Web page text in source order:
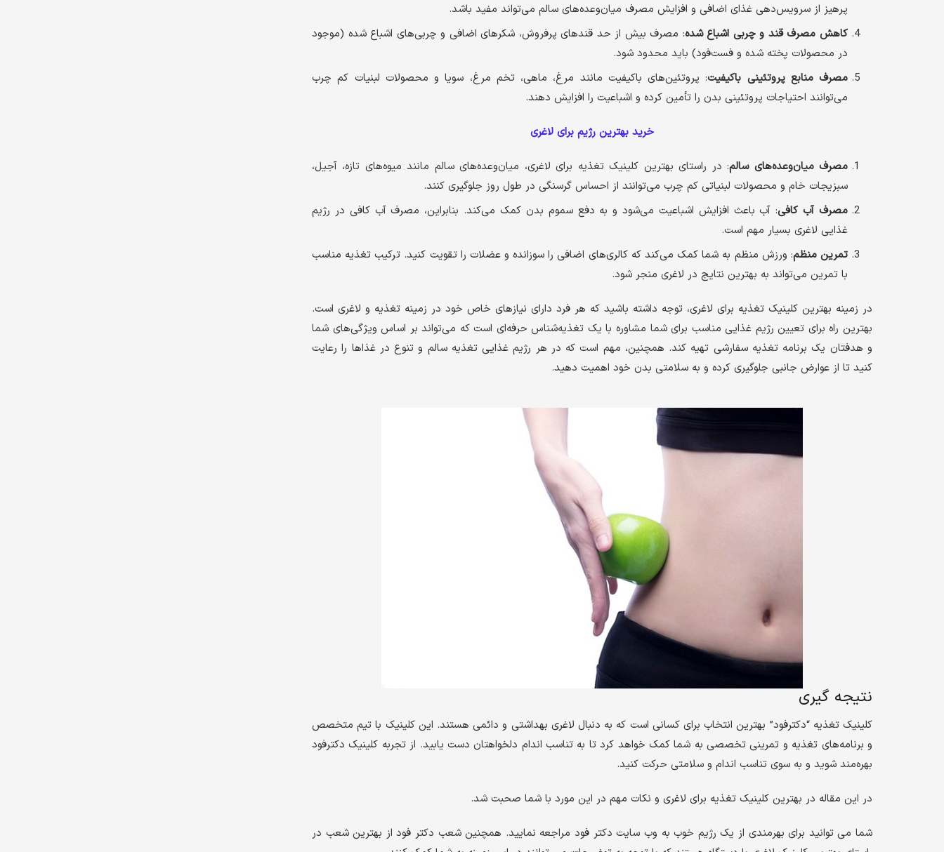
پرهیز از سرویس‌دهی غذای اضافی و افزایش مصرف میان‌وعده‌های سالم می‌تواند مفید باشد.
کاهش مصرف قند و چربی اشباع شده: مصرف بیش از حد قندهای پرفروش، شکرهای اضافی و چربی‌های اشباع شده (موجود
در محصولات پخته شده و فست‌فود) باید محدود شود.
مصرف منابع پروتئینی باکیفیت: پروتئین‌های باکیفیت مانند مرغ، ماهی، تخم مرغ، سویا و محصولات لبنیات کم چرب
می‌توانند احتیاجات پروتئینی بدن را تأمین کرده و اشباعیت را افزایش دهند.
خرید بهترین رژیم برای لاغری
مصرف میان‌وعده‌های سالم: در راستای بهترین کلینیک تغذیه برای لاغری، میان‌وعده‌های سالم مانند میوه‌های تازه، آجیل،
سبزیجات خام و محصولات لبنیاتی کم چرب می‌توانند از احساس گرسنگی در طول روز جلوگیری کنند.
مصرف آب کافی: آب باعث افزایش اشباعیت می‌شود و به دفع سموم بدن کمک می‌کند. بنابراین، مصرف آب کافی در رژیم
غذایی لاغری بسیار مهم است.
تمرین منظم: ورزش منظم به شما کمک می‌کند که کالری‌های اضافی را سوزانده و عضلات را تقویت کنید. ترکیب تغذیه مناسب
با تمرین می‌تواند به بهترین نتایج در لاغری منجر شود.
در زمینه بهترین کلینیک تغذیه برای لاغری، توجه داشته باشید که هر فرد دارای نیازهای خاص خود در زمینه تغذیه و لاغری است.
بهترین راه برای تعیین رژیم غذایی مناسب برای شما مشاوره با یک تغذیه‌شناس حرفه‌ای است که می‌تواند بر اساس ویژگی‌های شما
و هدفتان یک برنامه تغذیه سفارشی تهیه کند. همچنین، مهم است که در هر رژیم غذایی تغذیه سالم و تنوع در غذاها را رعایت
کنید تا از عوارض جانبی جلوگیری کرده و به سلامتی بدن خود اهمیت دهید.
نتیجه گیری
کلینیک تغذیه “دکترفود” بهترین انتخاب برای کسانی است که به دنبال لاغری بهداشتی و دائمی هستند. این کلینیک با تیم متخصص
و برنامه‌های تغذیه و تمرینی تخصصی به شما کمک خواهد کرد تا به تناسب اندام دلخواهتان دست یابید. از تجربه کلینیک دکترفود
بهره‌مند شوید و به سوی تناسب اندام و سلامتی حرکت کنید.
در این مقاله در بهترین کلینیک تغذیه برای لاغری و نکات مهم در این مورد با شما صحبت شد.
شما می‌ توانید برای بهرمندی از یک رژیم خوب به وب سایت دکتر فود مراجعه نمایید. همچنین شعب دکتر فود از بهترین شعب در